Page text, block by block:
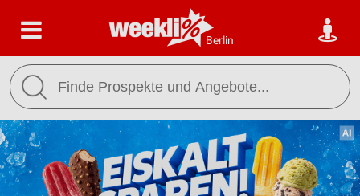
Berlin